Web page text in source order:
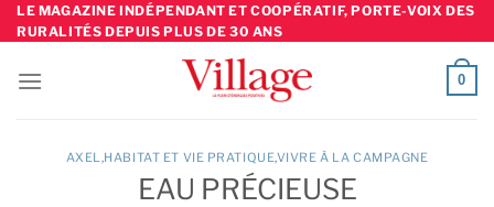
Skip
to
LE MAGAZINE INDÉPENDANT ET COOPÉRATIF, PORTE-VOIX DES
RURALITÉS DEPUIS PLUS DE 30 ANS
0
AXEL,HABITAT ET VIE PRATIQUE,VIVRE À LA CAMPAGNE
EAU PRÉCIEUSE